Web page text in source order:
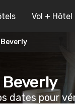
Vol + Hôtel
Beverly
dates pour